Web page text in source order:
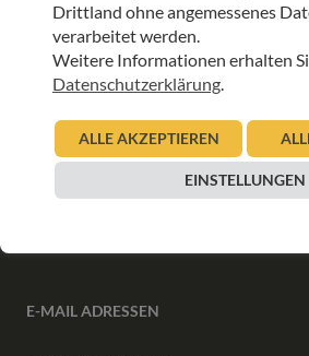
INFORMATIONEN
Downloads
Interner Bereich
E-MAIL ADRESSEN
Drittland ohne angemessenes
verarbeitet werden.
Weitere Informationen erhalten
Datenschutzerklärung.
ALLE AKZEPTIEREN
EINSTELLUNGEN